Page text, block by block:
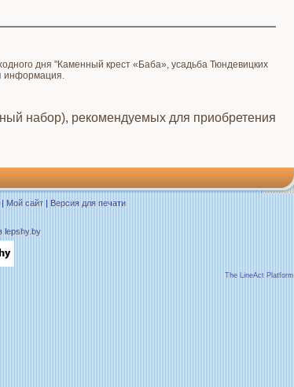
дня "Каменный крест «Баба», усадьба Тюндевицких
информация.
набор), рекомендуемых для приобретения
| Мой сайт | Версия для печати
lepshy.by
The LineAct Platform